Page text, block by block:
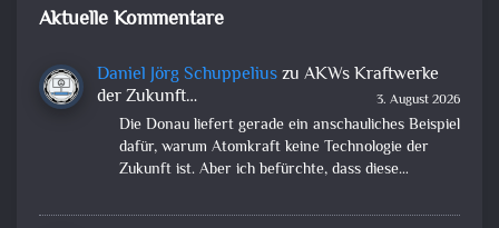
Aktuelle Kommentare
Daniel Jörg Schuppeliuszu AKWs Kraftwerke
der Zukunft…
3. August 2026
Die Donau liefert gerade ein anschauliches Beispiel
dafür, warum Atomkraft keine Technologie der
Zukunft ist. Aber ich befürchte, dass diese…